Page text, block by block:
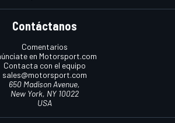
Contáctanos
Comentarios
en Motorsport.com
Contacta con el equipo
sales@motorsport.com
650 Madison Avenue,
New York, NY 10022
USA